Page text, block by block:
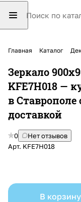
Главная Каталог
Зеркало
KFE7H018 —
в Ставрополе
доставкой
0
Нет отзывов
Арт. KFE7H018
В корзину